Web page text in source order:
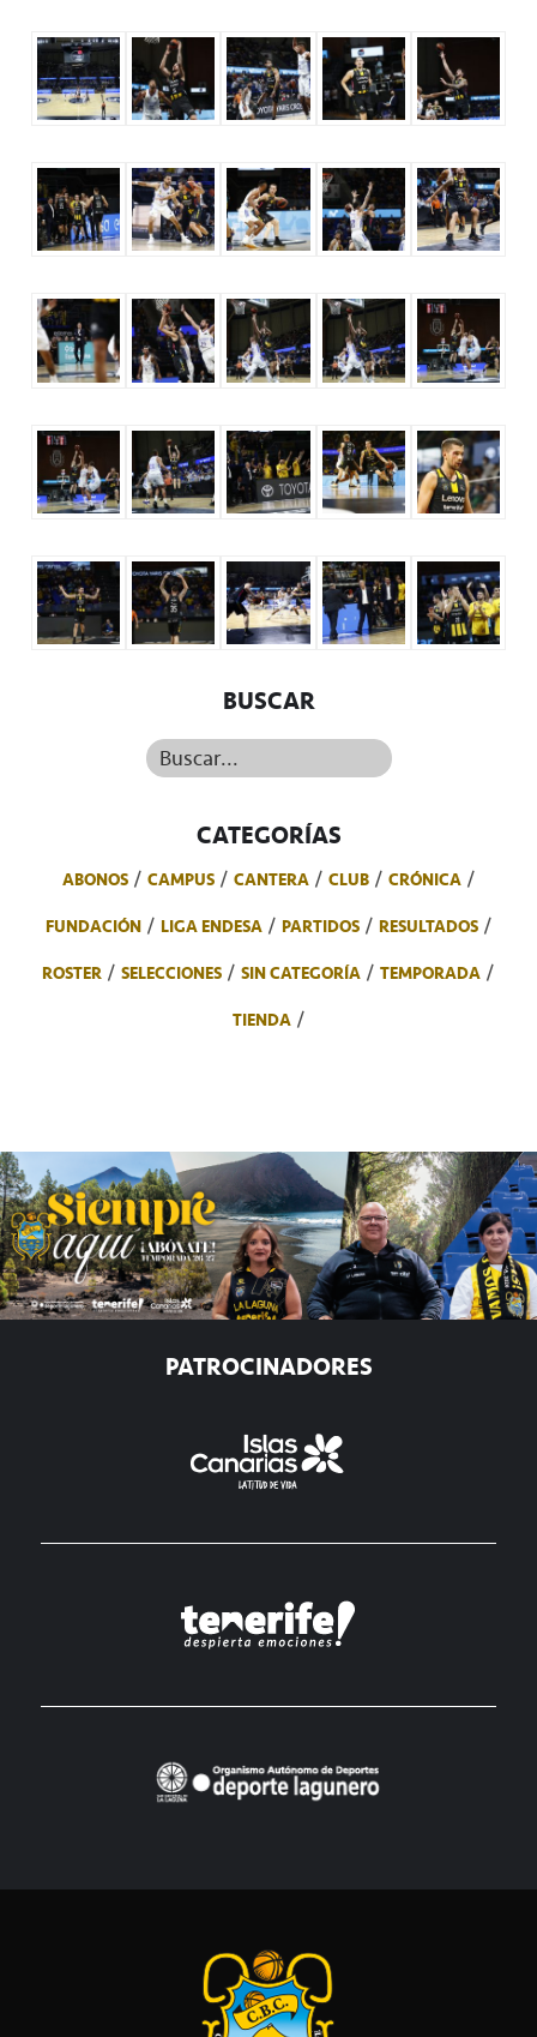
BUSCAR
Buscar...
CATEGORÍAS
ABONOS CAMPUS CANTERA CLUB
CRÓNICA
FUNDACIÓN
LIGA ENDESA PARTIDOS
RESULTADOS
ROSTER
SELECCIONES SIN CATEGORÍA
TEMPORADA
TIENDA
PATROCINADORES